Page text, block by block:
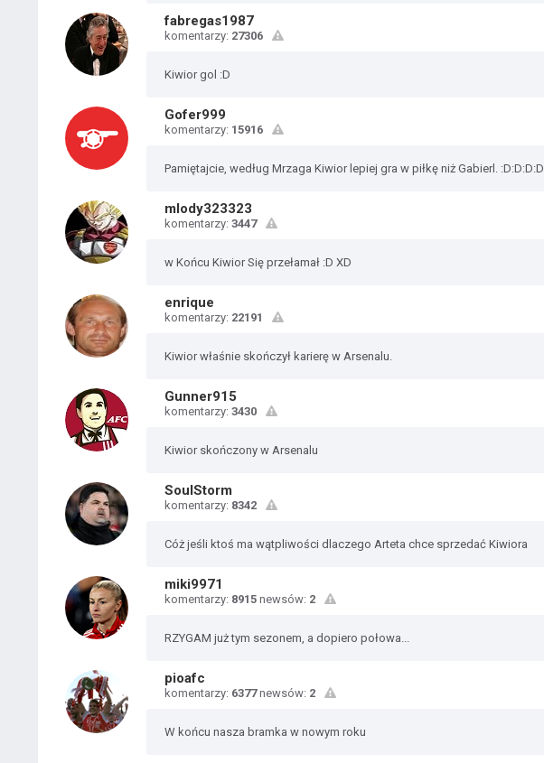
fabregas1987
komentarzy: 27306
Kiwior gol :D
Gofer999
komentarzy: 15916
Pamiętajcie, według Mrzaga Kiwior lepiej gra w piłkę niż Gabierl. :D:D:D:D
mlody323323
komentarzy: 3447
w Końcu Kiwior Się przełamał :D XD
enrique
komentarzy: 22191
Kiwior właśnie skończył karierę w Arsenalu.
Gunner915
komentarzy: 3430
Kiwior skończony w Arsenalu
SoulStorm
komentarzy: 8342
Cóż jeśli ktoś ma wątpliwości dlaczego Arteta chce sprzedać Kiwiora
miki9971
komentarzy: 8915 newsów: 2
RZYGAM już tym sezonem, a dopiero połowa...
pioafc
komentarzy: 6377newsów: 2
W końcu nasza bramka w nowym roku